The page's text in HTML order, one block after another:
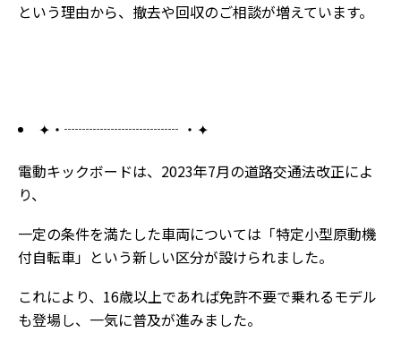
という理由から、撤去や回収のご相談が増えています。
✦・┈┈┈┈┈┈┈┈ ・✦
電動キックボードは、2023年7月の道路交通法改正によ
り、
一定の条件を満たした車両については「特定小型原動機
付自転車」という新しい区分が設けられました。
これにより、16歳以上であれば免許不要で乗れるモデル
も登場し、一気に普及が進みました。